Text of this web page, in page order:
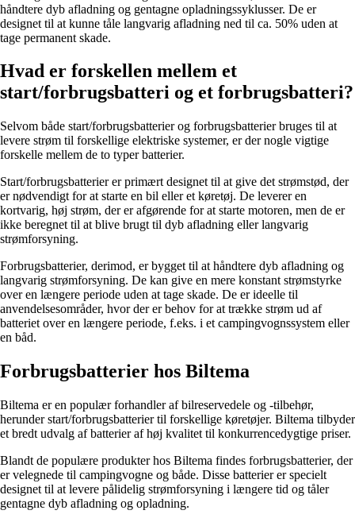
håndtere dyb afladning og gentagne opladningssyklusser. De er
designet til at kunne tåle langvarig afladning ned til ca. 50% uden at
tage permanent skade.
Hvad er forskellen mellem et
start/forbrugsbatteri og et forbrugsbatteri?
Selvom både start/forbrugsbatterier og forbrugsbatterier bruges til at
levere strøm til forskellige elektriske systemer, er der nogle vigtige
forskelle mellem de to typer batterier.
Start/forbrugsbatterier er primært designet til at give det strømstød, der
er nødvendigt for at starte en bil eller et køretøj. De leverer en
kortvarig, høj strøm, der er afgørende for at starte motoren, men de er
ikke beregnet til at blive brugt til dyb afladning eller langvarig
strømforsyning.
Forbrugsbatterier, derimod, er bygget til at håndtere dyb afladning og
langvarig strømforsyning. De kan give en mere konstant strømstyrke
over en længere periode uden at tage skade. De er ideelle til
anvendelsesområder, hvor der er behov for at trække strøm ud af
batteriet over en længere periode, f.eks. i et campingvognssystem eller
en båd.
Forbrugsbatterier hos Biltema
Biltema er en populær forhandler af bilreservedele og -tilbehør,
herunder start/forbrugsbatterier til forskellige køretøjer. Biltema tilbyder
et bredt udvalg af batterier af høj kvalitet til konkurrencedygtige priser.
Blandt de populære produkter hos Biltema findes forbrugsbatterier, der
er velegnede til campingvogne og både. Disse batterier er specielt
designet til at levere pålidelig strømforsyning i længere tid og tåler
gentagne dyb afladning og opladning.